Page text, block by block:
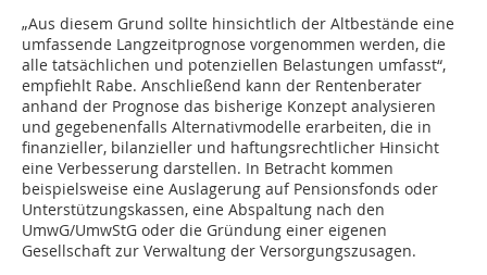
„Aus diesem Grund sollte hinsichtlich der Altbestände eine
umfassende Langzeitprognose vorgenommen werden, die
alle tatsächlichen und potenziellen Belastungen umfasst“,
empfiehlt Rabe. Anschließend kann der Rentenberater
anhand der Prognose das bisherige Konzept analysieren
und gegebenenfalls Alternativmodelle erarbeiten, die in
finanzieller, bilanzieller und haftungsrechtlicher Hinsicht
eine Verbesserung darstellen. In Betracht kommen
beispielsweise eine Auslagerung auf Pensionsfonds oder
Unterstützungskassen, eine Abspaltung nach den
UmwG/UmwStG oder die Gründung einer eigenen
Gesellschaft zur Verwaltung der Versorgungszusagen.